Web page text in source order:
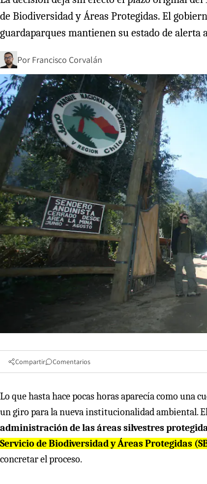
de Biodiversidad y Áreas Protegidas. El
guardaparques mantienen su estado de alerta
Por Francisco Corvalán
Compartir Comentarios
Lo que hasta hace pocas horas aparecía como una
un giro para la nueva institucionalidad ambiental.
administración de las áreas silvestres
Servicio de Biodiversidad y Áreas Protegidas
concretar el proceso.